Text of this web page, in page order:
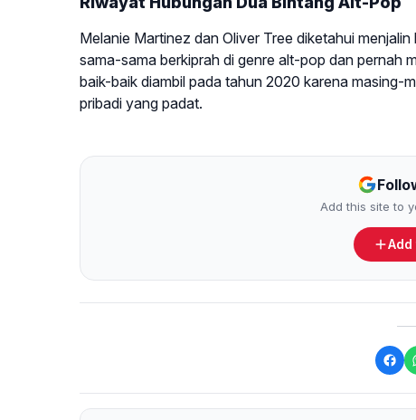
Melanie Martinez dan Oliver Tree diketahui
sama-sama berkiprah di genre alt-pop dan pernah
baik-baik diambil pada tahun 2020 karena masing-
pribadi yang padat.
Add this site to